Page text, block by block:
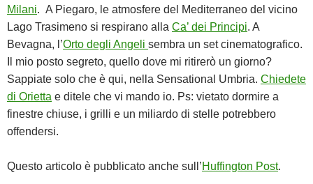
Milani. A Piegaro, le atmosfere del Mediterraneo del vicino
Lago Trasimeno si respirano alla Ca’ dei Principi. A
Bevagna, l’Orto degli Angeli sembra un set cinematografico.
Il mio posto segreto, quello dove mi ritirerò un giorno?
Sappiate solo che è qui, nella Sensational Umbria. Chiedete
di Orietta e ditele che vi mando io. Ps: vietato dormire a
finestre chiuse, i grilli e un miliardo di stelle potrebbero
offendersi.
Questo articolo è pubblicato anche sull’Huffington Post.